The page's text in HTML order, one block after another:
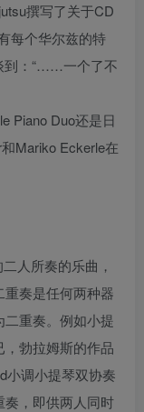
撰写了关于CD
每个华尔兹的特
到：“……一个了不
Piano Duo还是日
Mariko Eckerle在
人所奏的乐曲，
奏是任何两种器
重奏。例如小提
勃拉姆斯的作品
小调小提琴双协奏
奏，即供两人同时